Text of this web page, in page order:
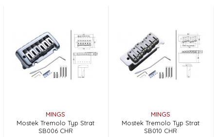
MINGS
Mostek Tremolo Typ Strat
SB006 CHR
MINGS
Mostek Tremolo Typ Strat
SB010 CHR